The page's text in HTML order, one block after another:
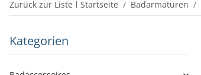
Zurück zur Liste Startseite Badarmaturen
Kategorien